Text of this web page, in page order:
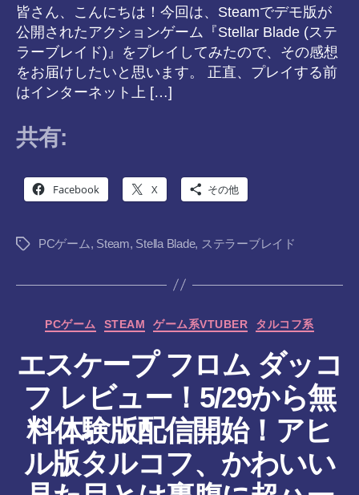
皆さん、こんにちは！今回は、Steamでデモ版が
公開されたアクションゲーム『Stellar Blade (ステ
ラーブレイド)』をプレイしてみたので、その感想
をお届けしたいと思います。 正直、プレイする前
はインターネット上 […]
共有:
Facebook X その他
タ
PCゲーム, Steam, Stella Blade, ステラーブレイド
カ
ゴ
リ
ー
PCゲーム STEAM ゲーム系VTUBER タルコフ系
エスケープ フロム ダッコ
フ レビュー！5/29から無
料体験版配信開始！アヒ
ル版タルコフ、かわいい